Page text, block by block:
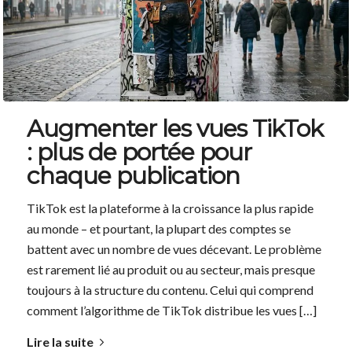
Augmenter les vues TikTok
: plus de portée pour
chaque publication
TikTok est la plateforme à la croissance la plus rapide
au monde – et pourtant, la plupart des comptes se
battent avec un nombre de vues décevant. Le problème
est rarement lié au produit ou au secteur, mais presque
toujours à la structure du contenu. Celui qui comprend
comment l’algorithme de TikTok distribue les vues […]
Lire la suite